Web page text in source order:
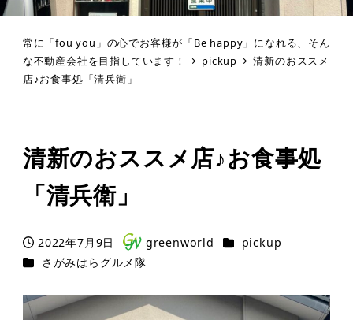
常に「fou you」の心でお客様が「Be happy」になれる、そん
な不動産会社を目指しています！
pickup
清新のおススメ
店♪お食事処「清兵衛」
清新のおススメ店♪お食事処
「清兵衛」
投稿日
2022年7月9日
著
者
greenworld カテゴリー
pickup
カテゴリー
さがみはらグルメ隊